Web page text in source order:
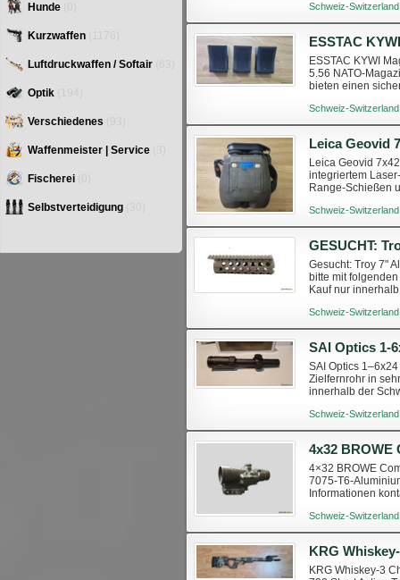
Schweiz-
ESSTAC KYWI
5.56 NATO-
bieten einen
Schweiz-
Leica Geovid
integriertem
Range-Schießen
Schweiz-
Gesucht: Troy 7"
bitte mit
Kauf nur
Schweiz-
SAI Optics 1-
SAI Optics
Zielfernrohr in
innerhalb der
Schweiz-
4×32 BROWE
7075-T6-
Informationen
Schweiz-
KRG Whiskey-3
Hunde
Kurzwaffen
Luftdruckwaffen / Softair
Optik
Verschiedenes
Waffenmeister | Service
Fischerei
Selbstverteidigung